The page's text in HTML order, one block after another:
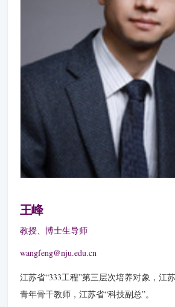
王峰
教授、博士生导师
wangfeng@nju.edu.cn
江苏省“333工程”第三层次培养对象，江
青年骨干教师，江苏省“科技副总”。